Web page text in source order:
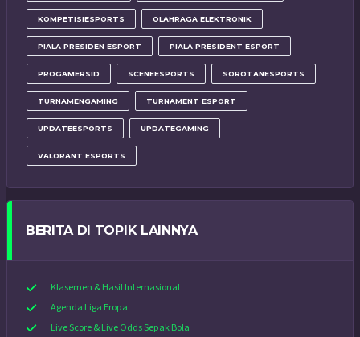
KOMPETISIESPORTS OLAHRAGA ELEKTRONIK
PIALA PRESIDEN ESPORT PIALA PRESIDENT ESPORT
PROGAMERSID SCENEESPORTS SOROTANESPORTS
TURNAMENGAMING TURNAMENT ESPORT
UPDATEESPORTS UPDATEGAMING
VALORANT ESPORTS
BERITA DI TOPIK LAINNYA
Klasemen & Hasil Internasional
Agenda Liga Eropa
Live Score & Live Odds Sepak Bola